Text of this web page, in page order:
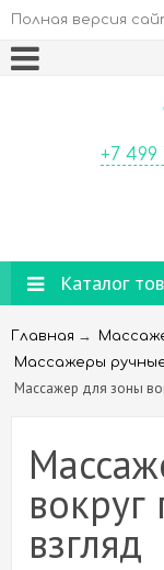
Полная версия
+7 499
Каталог
Главная →
Массажеры
Массажер для зоны
вокруг
взгляд